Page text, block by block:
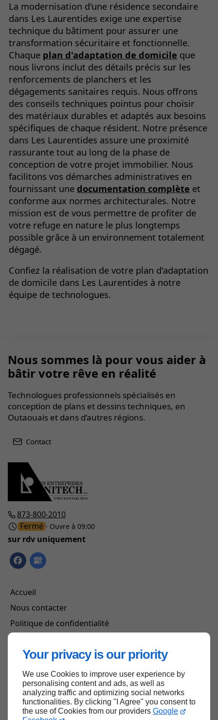
Your privacy is our priority
We use Cookies to improve user experience by
personalising content and ads, as well as
analyzing traffic and optimizing social networks
functionalities. By clicking "I Agree" you consent to
the use of Cookies from our providers Google
La modernisation d'une résidence secondaire
dans Les Laurentides exige une expertise
technique du bâtiment pour assurer une
transformation sécuritaire et fonctionnelle.
Chaque plan d'adaptation de domicile que
nous livrons inclut des détails précis sur les
renforcements de planchers et les
dégagements sanitaires requis. Nous offrons
des conseils techniques pointus pour choisir
des matériaux durables et adaptés aux besoins
spécifiques de chaque résident. Notre présence
dans Les Laurentides assure une proximité
rassurante tout au long de la phase de
conception de votre projet immobilier. Nous
facilitons vos démarches administratives en
fournissant une documentation complète et
conforme aux normes architecturales. Notre
mission est de vous permettre de profiter de
votre refuge en nature le plus longtemps
possible grâce à un environnement totalement
dégagé.
Confiez la réalisation de votre plan d'adaptation
de domicile dans Les Laurentides à notre
équipe de technologues.
873-800-2010
Fermé ⋅ Ouvre à 09:00
sur rdv uniquement
Accueil
Nous contacter
Politique de confidentialité
Nous sommes là pour vous aider à
bâtir votre rêve en réalité
Technologues professionnels spécialisés en
conception de plans et dessins techniques, en
Outaouais et dans d’autres régions.
Contact
Haut de page